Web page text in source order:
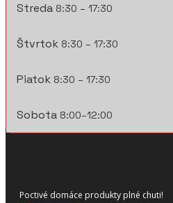
Streda 8:30 – 17:30
Štvrtok 8:30 – 17:30
Piatok 8:30 – 17:30
Sobota 8:00–12:00
Poctivé domáce produkty plné chuti!